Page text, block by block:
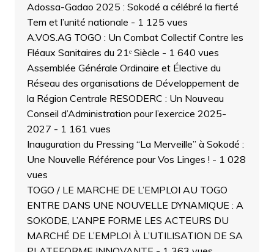
Adossa-Gadao 2025 : Sokodé a célébré la fierté
Tem et l’unité nationale - 1 125 vues
A.VOS.AG TOGO : Un Combat Collectif Contre les
Fléaux Sanitaires du 21ᵉ Siècle - 1 640 vues
Assemblée Générale Ordinaire et Élective du
Réseau des organisations de Développement de
la Région Centrale RESODERC : Un Nouveau
Conseil d’Administration pour l’exercice 2025-
2027 - 1 161 vues
Inauguration du Pressing “La Merveille” à Sokodé :
Une Nouvelle Référence pour Vos Linges ! - 1 028
vues
TOGO / LE MARCHE DE L’EMPLOI AU TOGO
ENTRE DANS UNE NOUVELLE DYNAMIQUE : A
SOKODE, L’ANPE FORME LES ACTEURS DU
MARCHÉ DE L’EMPLOI À L’UTILISATION DE SA